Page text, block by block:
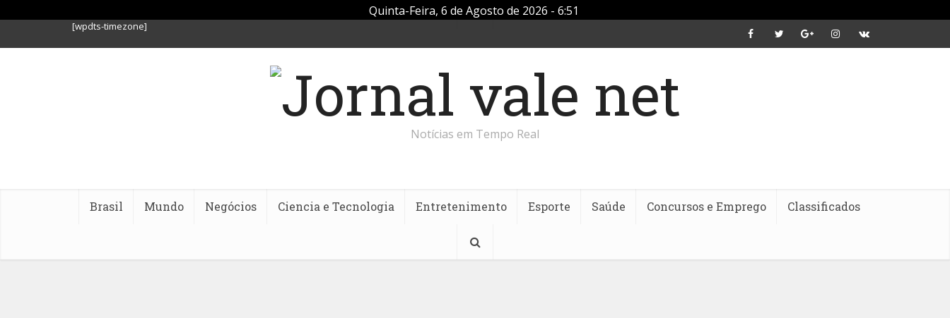
Quinta-Feira, 6 de Agosto de 2026 - 6:51
[wpdts-timezone]
Notícias em Tempo Real
Brasil Mundo Negócios Ciencia e Tecnologia Entretenimento Esporte Saúde Concursos e Emprego Classificados